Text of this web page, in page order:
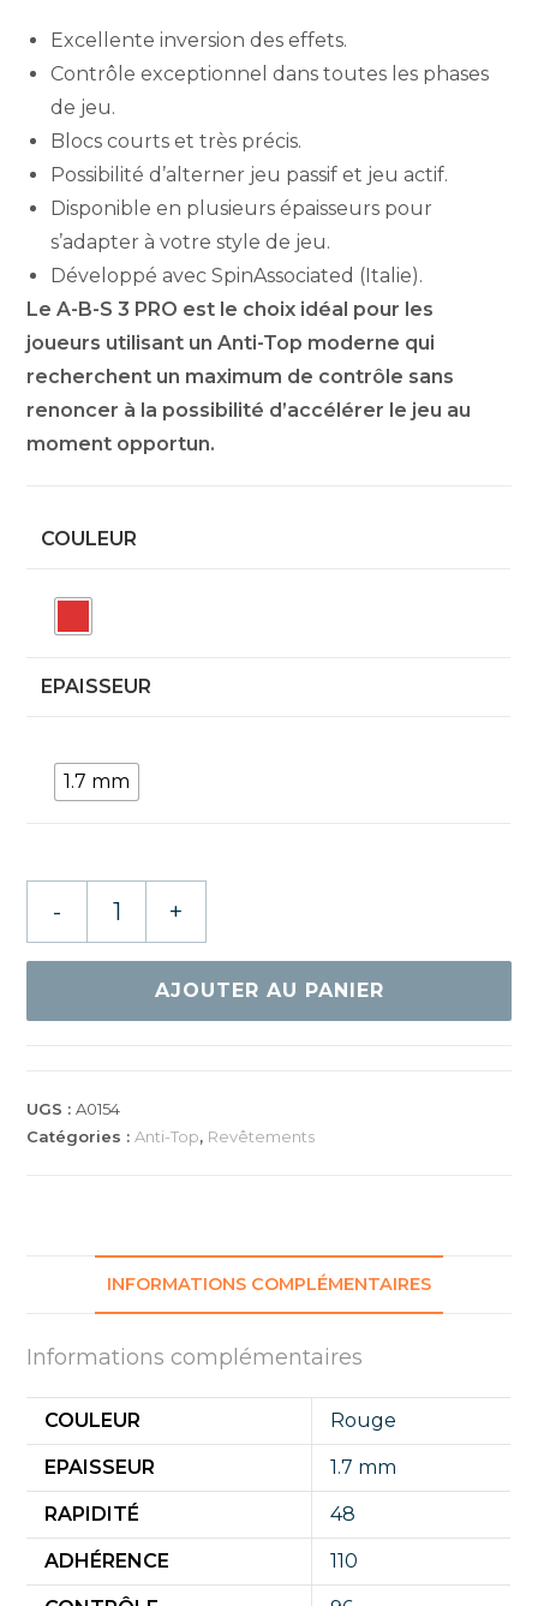
Excellente inversion des effets.
Contrôle exceptionnel dans toutes les phases
de jeu.
Blocs courts et très précis.
Possibilité d’alterner jeu passif et jeu actif.
Disponible en plusieurs épaisseurs pour
s’adapter à votre style de jeu.
Développé avec SpinAssociated (Italie).
Le A-B-S 3 PRO est le choix idéal pour les
joueurs utilisant un Anti-Top moderne qui
recherchent un maximum de contrôle sans
renoncer à la possibilité d’accélérer le jeu au
moment opportun.
COULEUR
EPAISSEUR
1.7 mm
3
PRO
- +
AJOUTER AU PANIER
UGS :A0154
Catégories : Anti-Top, Revêtements
INFORMATIONS COMPLÉMENTAIRES
Informations complémentaires
COULEUR Rouge
EPAISSEUR 1.7 mm
RAPIDITÉ 48
ADHÉRENCE 110